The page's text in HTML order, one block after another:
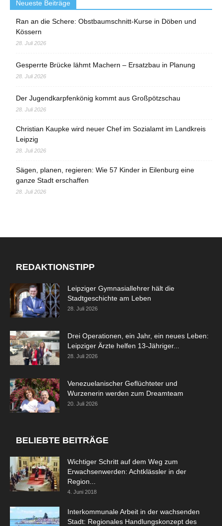
Neueste Beiträge
Ran an die Schere: Obstbaumschnitt-Kurse in Döben und
Kössern
28. Juli 2026
Gesperrte Brücke lähmt Machern – Ersatzbau in Planung
28. Juli 2026
Der Jugendkarpfenkönig kommt aus Großpötzschau
28. Juli 2026
Christian Kaupke wird neuer Chef im Sozialamt im Landkreis
Leipzig
28. Juli 2026
Sägen, planen, regieren: Wie 57 Kinder in Eilenburg eine
ganze Stadt erschaffen
28. Juli 2026
REDAKTIONSTIPP
Leipziger Gymnasiallehrer hält die
Stadtgeschichte am Leben
28. Juli 2026
Drei Operationen, ein Jahr, ein neues Leben:
Leipziger Ärzte helfen 13-Jähriger...
28. Juli 2026
Venezuelanischer Geflüchteter und
Wurzenerin werden zum Dreamteam
20. Juli 2026
BELIEBTE BEITRÄGE
Wichtiger Schritt auf dem Weg zum
Erwachsenwerden: Achtklässler in der
Region...
4. Juni 2018
Interkommunale Arbeit in der wachsenden
Stadt: Regionales Handlungskonzept des